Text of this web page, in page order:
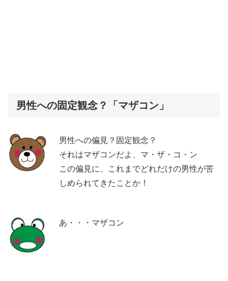
男性への固定観念？「マザコン」
男性への偏見？固定観念？
それはマザコンだよ、マ・ザ・コ・ン
この偏見に、これまでどれだけの男性が苦
しめられてきたことか！
あ・・・マザコン